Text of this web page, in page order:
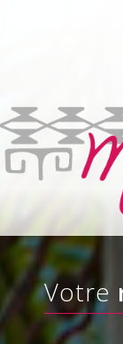
votre